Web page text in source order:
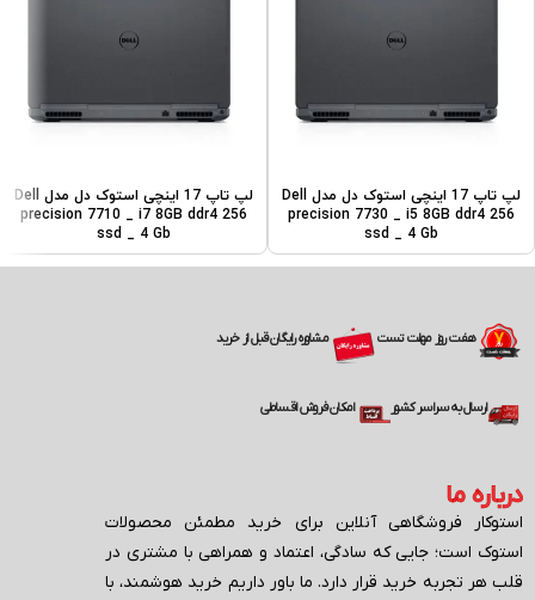
لپ تاپ 17 اینچی استوک دل مدل Dell
precision 7730 _ i5 8GB ddr4 256
ssd _ 4 Gb
لپ تاپ 17 اینچی استوک دل مدل Dell
precision 7710 _ i7 8GB ddr4 256
ssd _ 4 Gb
هفت روز مهلت تست مشاوره رایگان قبل از خرید
ارسال به سراسر کشور امکان فروش اقساطی
درباره ما
استوکار فروشگاهی آنلاین برای خرید مطمئن محصولات
استوک است؛ جایی که سادگی، اعتماد و همراهی با مشتری در
قلب هر تجربه خرید قرار دارد. ما باور داریم خرید هوشمند، با